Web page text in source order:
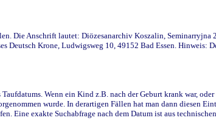
Die Anschrift lautet: Diözesanarchiv Koszalin,
Krone, Ludwigsweg 10, 49152 Bad Essen. Hinweis:
Wenn ein Kind z.B. nach der Geburt krank war,
wurde. In derartigen Fällen hat man dann diesen
Eine exakte Suchabfrage nach dem Datum ist aus